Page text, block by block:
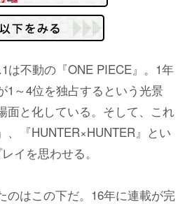
は不動の『ONE PIECE』。1年
1～4位を独占するという光景
面と化している。そして、これ
、『HUNTER×HUNTER』とい
イを思わせる。
のはこの下だ。16年に連載が完